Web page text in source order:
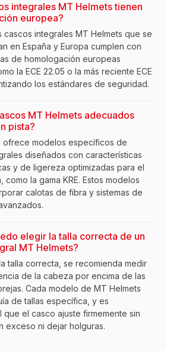
integrales MT Helmets tienen
europea?
cascos integrales MT Helmets que se
en España y Europa cumplen con
de homologación europeas
la ECE 22.05 o la más reciente ECE
los estándares de seguridad.
MT Helmets adecuados
pista?
ofrece modelos específicos de
diseñados con características
y de ligereza optimizadas para el
como la gama KRE. Estos modelos
calotas de fibra y sistemas de
elegir la talla correcta de un
MT Helmets?
talla correcta, se recomienda medir
de la cabeza por encima de las
Cada modelo de MT Helmets
de tallas específica, y es
que el casco ajuste firmemente sin
exceso ni dejar holguras.